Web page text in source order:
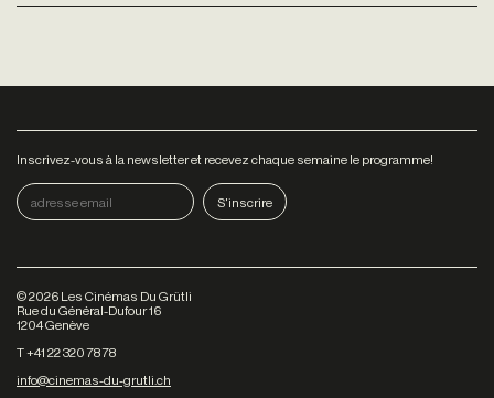
Inscrivez-vous à la newsletter et recevez chaque semaine le programme!
©2026 Les Cinémas Du Grütli
Rue du Général-Dufour 16
1204 Genève
T +41 22 320 78 78
info@cinemas-du-grutli.ch